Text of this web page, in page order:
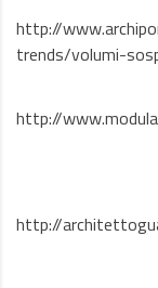
http://
trends/volumi-
http://
http://